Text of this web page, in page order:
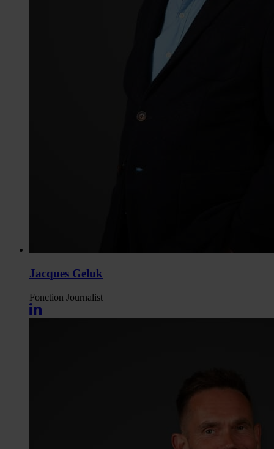
Jacques Geluk
Fonction Journalist